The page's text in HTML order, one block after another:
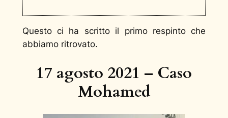
Questo ci ha scritto il primo respinto che
abbiamo ritrovato.
17 agosto 2021 – Caso
Mohamed